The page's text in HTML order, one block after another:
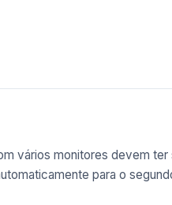
vários monitores devem ter
para o